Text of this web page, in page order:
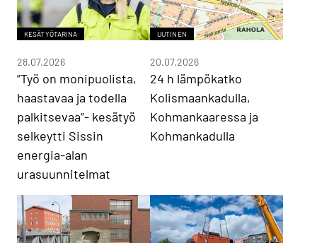
KESÄTYÖTARINA
”Työ on monipuolista,
haastavaa ja todella
palkitsevaa”- kesätyö
selkeytti Sissin
energia-alan
urasuunnitelmat
28.07.2026
UUTINEN
24 h lämpökatko
Kolismaankadulla,
Kohmankaaressa ja
Kohmankadulla
20.07.2026